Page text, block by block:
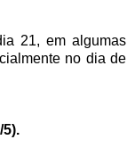
21, em algumas
no dia de
5).